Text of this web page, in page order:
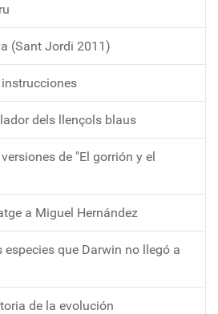
(Sant Jordi 2011)
dels llençols blaus
de "El gorrión y el
a Miguel Hernández
especies que Darwin no llegó a
de la evolución